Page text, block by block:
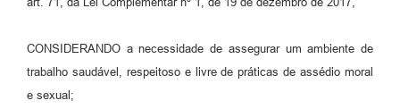
CONSIDERANDO a necessidade de assegurar um ambiente de
trabalho saudável, respeitoso e livre de práticas de assédio moral
e sexual;